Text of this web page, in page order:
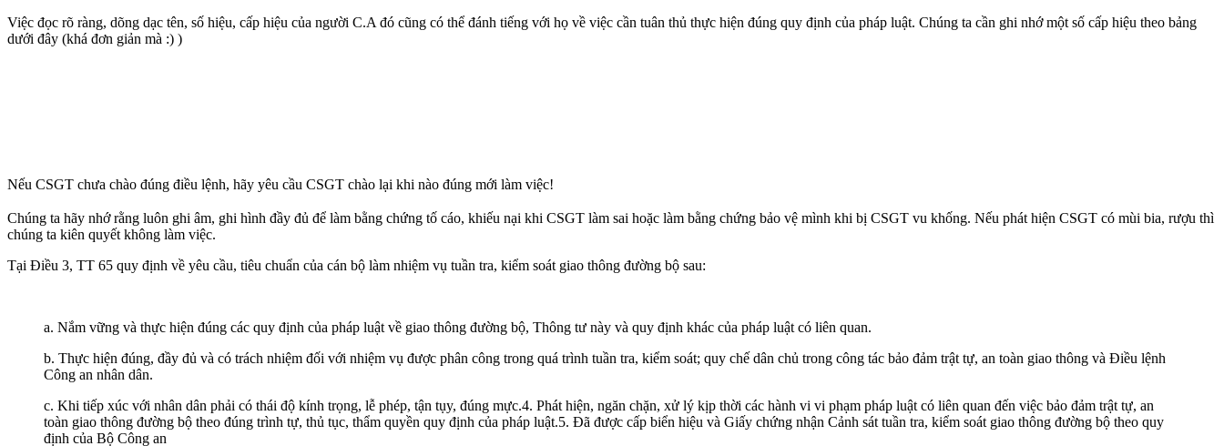
Việc đọc rõ ràng, dõng dạc tên, số hiệu, cấp hiệu của người C.A đó cũng có thể đánh tiếng với họ về việc cần tuân thủ thực hiện đúng quy định của pháp luật. Chúng ta cần ghi nhớ một số cấp hiệu theo bảng
dưới đây (khá đơn giản mà :) )
Nếu CSGT chưa chào đúng điều lệnh, hãy yêu cầu CSGT chào lại khi nào đúng mới làm việc!
Chúng ta hãy nhớ rằng luôn ghi âm, ghi hình đầy đủ để làm bằng chứng tố cáo, khiếu nại khi CSGT làm sai hoặc làm bằng chứng bảo vệ mình khi bị CSGT vu khống. Nếu phát hiện CSGT có mùi bia, rượu thì
chúng ta kiên quyết không làm việc.
Tại Điều 3, TT 65 quy định về yêu cầu, tiêu chuẩn của cán bộ làm nhiệm vụ tuần tra, kiểm soát giao thông đường bộ sau:
a. Nắm vững và thực hiện đúng các quy định của pháp luật về giao thông đường bộ, Thông tư này và quy định khác của pháp luật có liên quan.
b. Thực hiện đúng, đầy đủ và có trách nhiệm đối với nhiệm vụ được phân công trong quá trình tuần tra, kiểm soát; quy chế dân chủ trong công tác bảo đảm trật tự, an toàn giao thông và Điều lệnh
Công an nhân dân.
c. Khi tiếp xúc với nhân dân phải có thái độ kính trọng, lễ phép, tận tụy, đúng mực.4. Phát hiện, ngăn chặn, xử lý kịp thời các hành vi vi phạm pháp luật có liên quan đến việc bảo đảm trật tự, an
toàn giao thông đường bộ theo đúng trình tự, thủ tục, thẩm quyền quy định của pháp luật.5. Đã được cấp biển hiệu và Giấy chứng nhận Cảnh sát tuần tra, kiểm soát giao thông đường bộ theo quy
định của Bộ Công an